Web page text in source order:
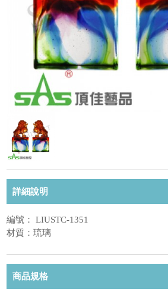
詳細說明
編號： LIUSTC-1351
材質：琉璃
商品規格